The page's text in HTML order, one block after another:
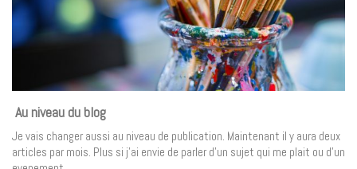
Au niveau du blog
Je vais changer aussi au niveau de publication. Maintenant il y aura deux
articles par mois. Plus si j’ai envie de parler d’un sujet qui me plait ou d’un